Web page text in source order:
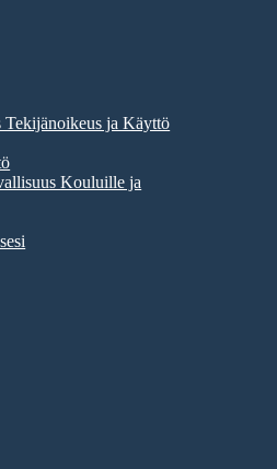
ja Käyttö
Kouluille ja